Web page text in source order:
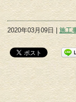
2020年03月09日 | 施工